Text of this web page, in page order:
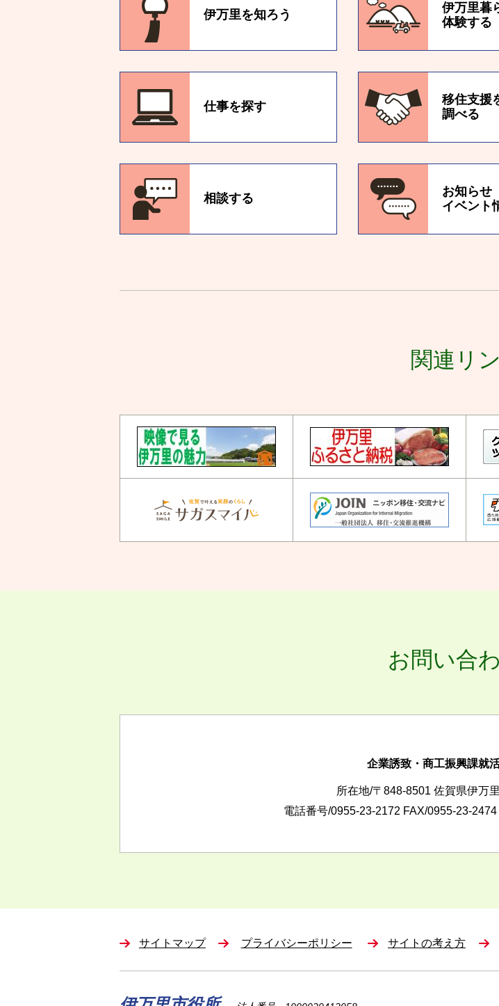
伊万里を知ろう
伊万里暮
体験する
仕事を探す
移住支援
調べる
相談する
お知らせ
イベント
関連リ
お問い合
企業誘致・商工振興課就
所在地/〒848-8501 佐賀県伊万
電話番号/0955-23-2172 FAX/0955-23-
サイトマップ プライバシーポリシー サイトの考え方